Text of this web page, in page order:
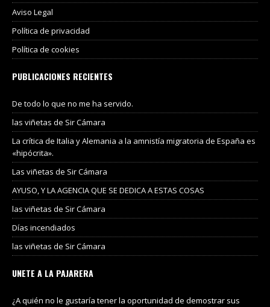
Aviso Legal
Política de privacidad
Política de cookies
PUBLICACIONES RECIENTES
De todo lo que no me ha servido.
las viñetas de Sir Cámara
La crítica de Italia y Alemania a la amnistía migratoria de España es
«hipócrita».
Las viñetas de Sir Cámara
AYUSO, Y LA AGENCIA QUE SE DEDICA A ESTAS COSAS
las viñetas de Sir Cámara
Días incendiados
las viñetas de Sir Cámara
UNETE A LA PAJARERA
¿A quién no le gustaría tener la oportunidad de demostrar sus